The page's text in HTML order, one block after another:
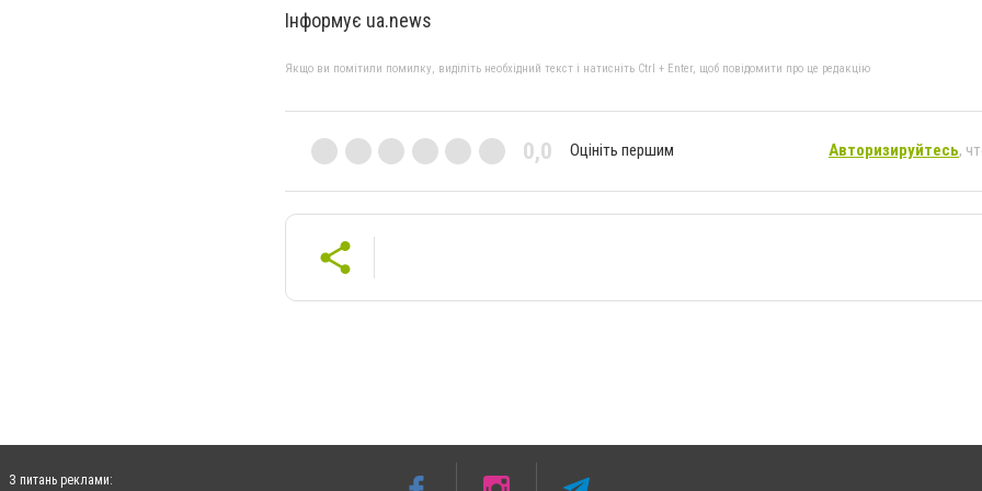
Інформує ua.news
Якщо ви помітили помилку, виділіть необхідний текст і натисніть Ctrl + Enter, щоб повідомити про це редакцію
0,0 Оцініть першим Авторизируйтесь,
З питань реклами: